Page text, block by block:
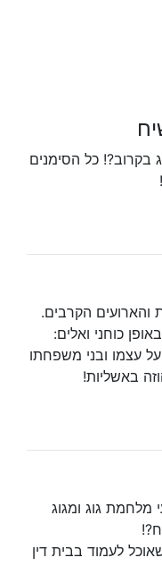
בקרוב?! כל הסימנים
הקרבים.
כוחני ואלים:
עצמו ובני משפחתו
באשליות!
מלחמת גוג ומגוג
לעמוד בבית דין